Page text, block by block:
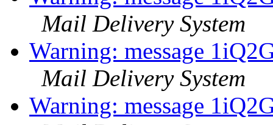
Mail Delivery System
Warning: message
Mail Delivery System
Warning: message